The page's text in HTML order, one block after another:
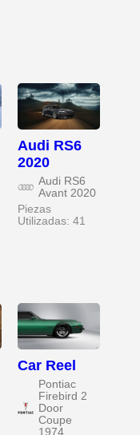
Audi RS6
2020
Audi RS6
Avant 2020
Piezas
Utilizadas: 41
Car Reel
Pontiac
Firebird 2
Door
Coupe
1974